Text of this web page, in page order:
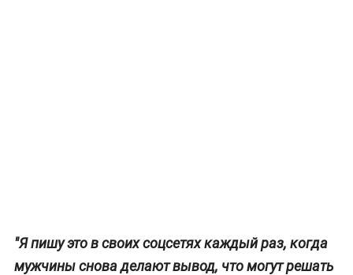
"Я пишу это в своих соцсетях каждый раз, когда
мужчины снова делают вывод, что могут решать